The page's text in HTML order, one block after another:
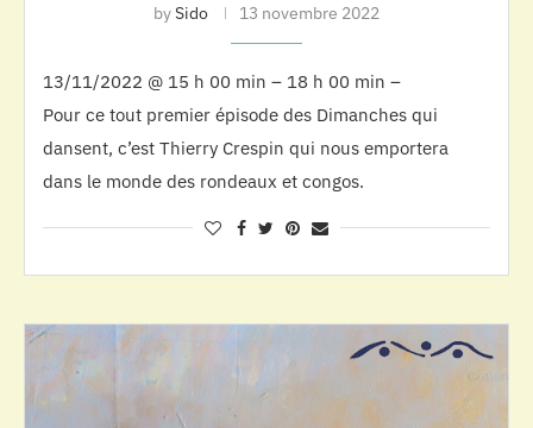
bySido 13 novembre 2022
13/11/2022 @ 15 h 00 min – 18 h 00 min –
Pour ce tout premier épisode des Dimanches qui
dansent, c’est Thierry Crespin qui nous emportera
dans le monde des rondeaux et congos.